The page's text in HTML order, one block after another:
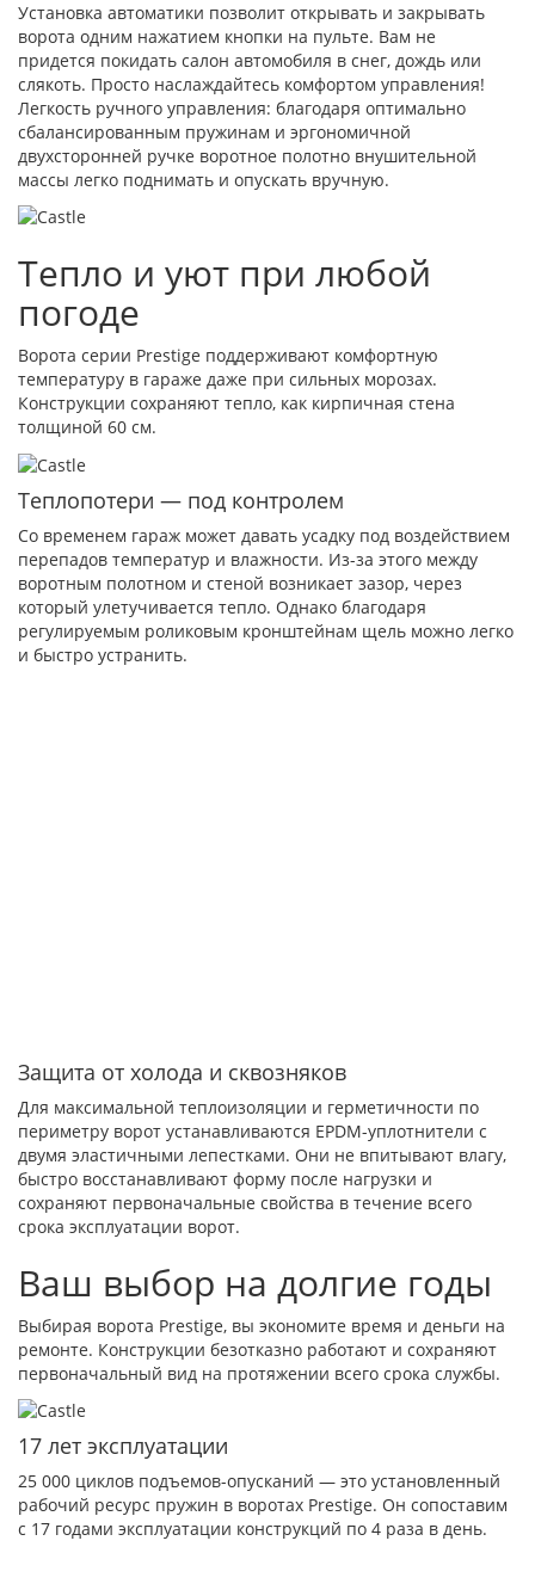
Установка автоматики позволит открывать и закрывать
ворота одним нажатием кнопки на пульте. Вам не
придется покидать салон автомобиля в снег, дождь или
слякоть. Просто наслаждайтесь комфортом управления!
Легкость ручного управления: благодаря оптимально
сбалансированным пружинам и эргономичной
двухсторонней ручке воротное полотно внушительной
массы легко поднимать и опускать вручную.
Тепло и уют при любой
погоде
Ворота серии Prestige поддерживают комфортную
температуру в гараже даже при сильных морозах.
Конструкции сохраняют тепло, как кирпичная стена
толщиной 60 см.
Теплопотери — под контролем
Со временем гараж может давать усадку под воздействием
перепадов температур и влажности. Из-за этого между
воротным полотном и стеной возникает зазор, через
который улетучивается тепло. Однако благодаря
регулируемым роликовым кронштейнам щель можно легко
и быстро устранить.
Защита от холода и сквозняков
Для максимальной теплоизоляции и герметичности по
периметру ворот устанавливаются EPDM-уплотнители с
двумя эластичными лепестками. Они не впитывают влагу,
быстро восстанавливают форму после нагрузки и
сохраняют первоначальные свойства в течение всего
срока эксплуатации ворот.
Ваш выбор на долгие годы
Выбирая ворота Prestige, вы экономите время и деньги на
ремонте. Конструкции безотказно работают и сохраняют
первоначальный вид на протяжении всего срока службы.
17 лет эксплуатации
25 000 циклов подъемов-опусканий — это установленный
рабочий ресурс пружин в воротах Prestige. Он сопоставим
с 17 годами эксплуатации конструкций по 4 раза в день.